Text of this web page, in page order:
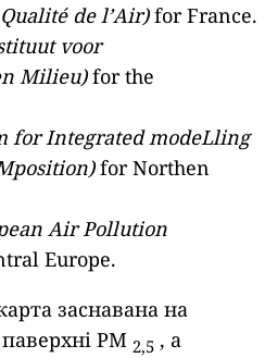
de l’Air)for France.
voor
Milieu)for the
for Integrated modeLling
for Northen
Air Pollution
Europe.
заснавана на
PM 2,5 , а